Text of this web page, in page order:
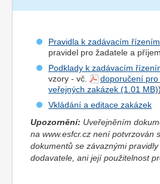
Pravidla k zadávacím
pravidel pro žadatele a
Podklady k zadávacím
vzory - vč.
doporučení
veřejných zakázek
)
Vkládání a editace zakázek
Upozornění: Uveřejněním
na www.esfcr.cz není potvrzován
dokumentů se závaznými
dodavatele, ani její použitelnost